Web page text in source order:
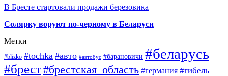
В Бресте стартовали продажи березовика
Солярку воруют по-черному в Беларуси
Метки
#blizko #tochka #авто #автобус #барановичи #беларусь
#брест#брестская_область #германия #гибель